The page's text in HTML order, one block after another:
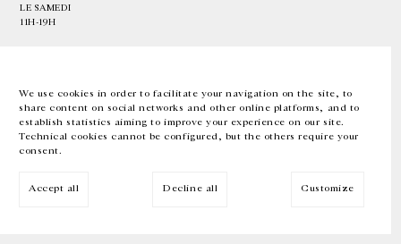
We use cookies in order to facilitate your navigation on the site, to
share content on social networks and other online platforms, and to
establish statistics aiming to improve your experience on our site.
Technical cookies cannot be configured, but the others require your
consent.
Accept all Decline all Customize
LE SAMEDI
11H-19H
EN FR 中文 Facebook Instagram
Inscrivez-vous à notre newsletter